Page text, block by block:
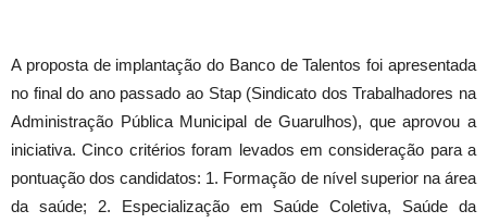
A proposta de implantação do Banco de Talentos foi apresentada
no final do ano passado ao Stap (Sindicato dos Trabalhadores na
Administração Pública Municipal de Guarulhos), que aprovou a
iniciativa. Cinco critérios foram levados em consideração para a
pontuação dos candidatos: 1. Formação de nível superior na área
da saúde; 2. Especialização em Saúde Coletiva, Saúde da